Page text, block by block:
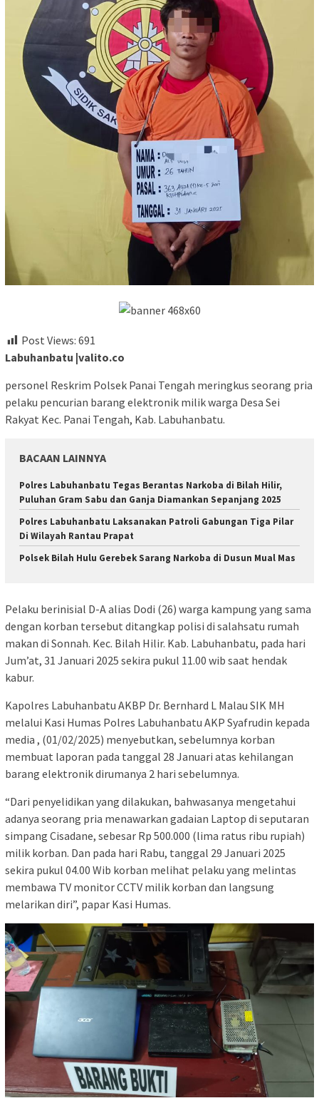
Post Views: 691
Labuhanbatu |valito.co
personel Reskrim Polsek Panai Tengah meringkus seorang pria
pelaku pencurian barang elektronik milik warga Desa Sei
Rakyat Kec. Panai Tengah, Kab. Labuhanbatu.
BACAAN LAINNYA
Polres Labuhanbatu Tegas Berantas Narkoba di Bilah Hilir,
Puluhan Gram Sabu dan Ganja Diamankan Sepanjang 2025
Polres Labuhanbatu Laksanakan Patroli Gabungan Tiga Pilar
Di Wilayah Rantau Prapat
Polsek Bilah Hulu Gerebek Sarang Narkoba di Dusun Mual Mas
Pelaku berinisial D-A alias Dodi (26) warga kampung yang sama
dengan korban tersebut ditangkap polisi di salahsatu rumah
makan di Sonnah. Kec. Bilah Hilir. Kab. Labuhanbatu, pada hari
Jum’at, 31 Januari 2025 sekira pukul 11.00 wib saat hendak
kabur.
Kapolres Labuhanbatu AKBP Dr. Bernhard L Malau SIK MH
melalui Kasi Humas Polres Labuhanbatu AKP Syafrudin kepada
media , (01/02/2025) menyebutkan, sebelumnya korban
membuat laporan pada tanggal 28 Januari atas kehilangan
barang elektronik dirumanya 2 hari sebelumnya.
“Dari penyelidikan yang dilakukan, bahwasanya mengetahui
adanya seorang pria menawarkan gadaian Laptop di seputaran
simpang Cisadane, sebesar Rp 500.000 (lima ratus ribu rupiah)
milik korban. Dan pada hari Rabu, tanggal 29 Januari 2025
sekira pukul 04.00 Wib korban melihat pelaku yang melintas
membawa TV monitor CCTV milik korban dan langsung
melarikan diri”, papar Kasi Humas.